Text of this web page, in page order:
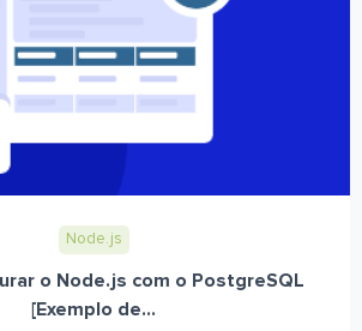
Node.js
o Node.js com o PostgreSQL
[Exemplo de...